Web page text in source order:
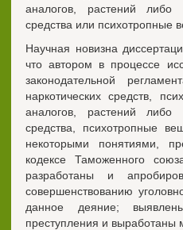
аналогов, растений либо
средства или психотропные
Научная новизна
что автором в процессе
законодательной
наркотических средств,
аналогов, растений либо
средства, психотропные
некоторыми понятиями,
кодексе Таможенного
разработаны и
совершенствованию
данное деяние;
преступления и